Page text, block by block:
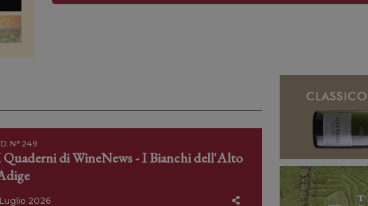
N° 249
di WineNews - I Bianchi dell'Alto
Luglio 2026